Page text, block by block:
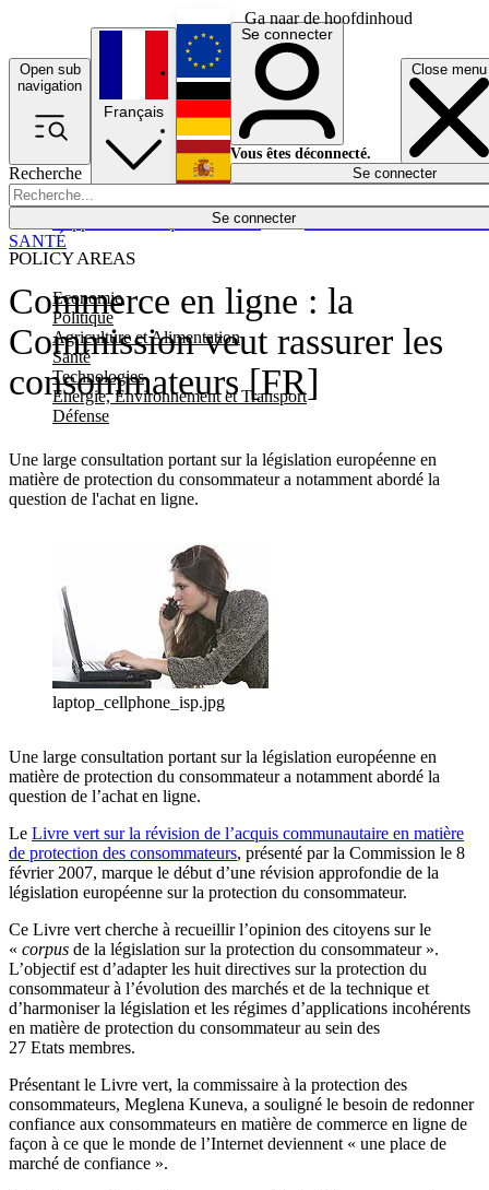
Ga naar de hoofdinhoud
Open sub
navigation
Close menu
Recherche
Se connecter
POLICY AREAS
Economie
Politique
Agriculture et Alimentation
Santé
Technologies
Energie, Environnement et Transport
Défense
Économie
Français
English
Deutsch
Español
Se connecter
Vous êtes déconnecté.
Se connecter
Commerce en ligne : la
Commission veut rassurer les
consommateurs [FR]
Une large consultation portant sur la législation européenne en
matière de protection du consommateur a notamment abordé la
question de l'achat en ligne.
SANTÉ
laptop_cellphone_isp.jpg
Une large consultation portant sur la législation européenne en
matière de protection du consommateur a notamment abordé la
question de l’achat en ligne.
Le Livre vert sur la révision de l’acquis communautaire en matière
de protection des consommateurs, présenté par la Commission le 8
février 2007, marque le début d’une révision approfondie de la
législation européenne sur la protection du consommateur.
Ce Livre vert cherche à recueillir l’opinion des citoyens sur le
« corpus de la législation sur la protection du consommateur ».
L’objectif est d’adapter les huit directives sur la protection du
consommateur à l’évolution des marchés et de la technique et
d’harmoniser la législation et les régimes d’applications incohérents
en matière de protection du consommateur au sein des
27 Etats membres.
Présentant le Livre vert, la commissaire à la protection des
consommateurs, Meglena Kuneva, a souligné le besoin de redonner
confiance aux consommateurs en matière de commerce en ligne de
façon à ce que le monde de l’Internet deviennent « une place de
marché de confiance ».